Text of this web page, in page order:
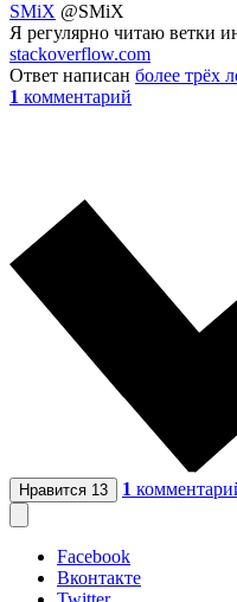
SMiX @SMiX
Я регулярно читаю ветки
stackoverflow.com
Ответ написан более трёх
1 комментарий
Нравится 13 1
Facebook
Вконтакте